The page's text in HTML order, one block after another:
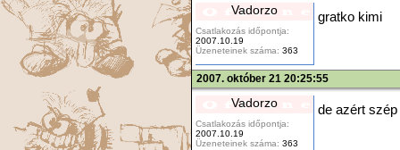
Vadorzo
Csatlakozás időpontja:
2007.10.19
Üzeneteinek száma: 363
gratko kimi
2007. október 21 20:25:55
Vadorzo
Csatlakozás időpontja:
2007.10.19
Üzeneteinek száma: 363
de azért szép